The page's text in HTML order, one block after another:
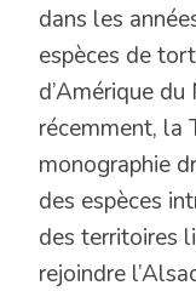
dans les
espèces de
d’Amérique
récemment, la
monographie
des espèces
des territoires
rejoindre